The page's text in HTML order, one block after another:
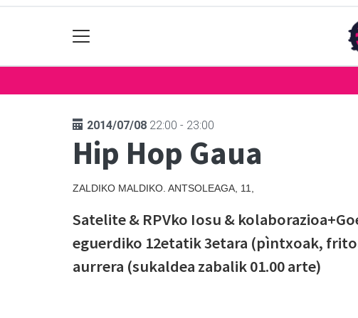
2014/07/08 22:00 - 23:00
Hip Hop Gaua
ZALDIKO MALDIKO. ANTSOLEAGA, 11,
Satelite & RPVko Iosu &
eguerdiko 12etatik 3etara (pìntxoak,
aurrera (sukaldea zabalik 01.00 arte)